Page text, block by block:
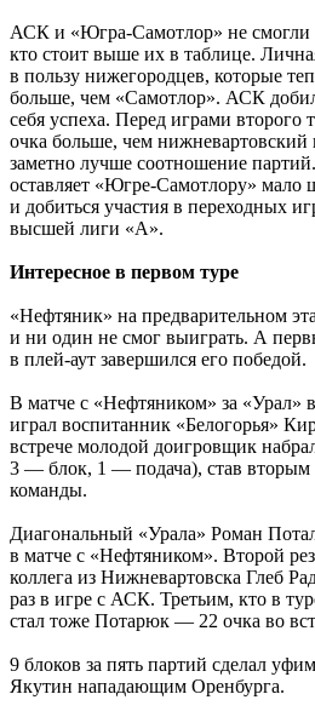
АСК и «Югра-Самотлор» не смогли
кто стоит выше их в таблице.
в пользу нижегородцев, которые
больше, чем «Самотлор». АСК
себя успеха. Перед играми второго
очка больше, чем нижневартовский
заметно лучше соотношение
оставляет «Югре-Самотлору» мало
и добиться участия в переходных
высшей лиги «А».
Интересное в первом туре
«Нефтяник» на предварительном
и ни один не смог выиграть. А
в плей-аут завершился его победой.
В матче с «Нефтяником» за «Урал»
играл воспитанник «Белогорья»
встрече молодой доигровщик
3 — блок, 1 — подача), став
команды.
Диагональный «Урала» Роман
в матче с «Нефтяником». Второй
коллега из Нижневартовска Глеб
раз в игре с АСК. Третьим, кто в
стал тоже Потарюк — 22 очка во
9 блоков за пять партий сделал
Якутин нападающим Оренбурга.